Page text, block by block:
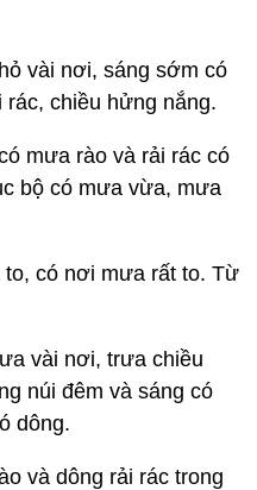
vài nơi, sáng sớm có
chiều hửng nắng.
mưa rào và rải rác có
bộ có mưa vừa, mưa
có nơi mưa rất to. Từ
vài nơi, trưa chiều
núi đêm và sáng có
dông.
và dông rải rác trong